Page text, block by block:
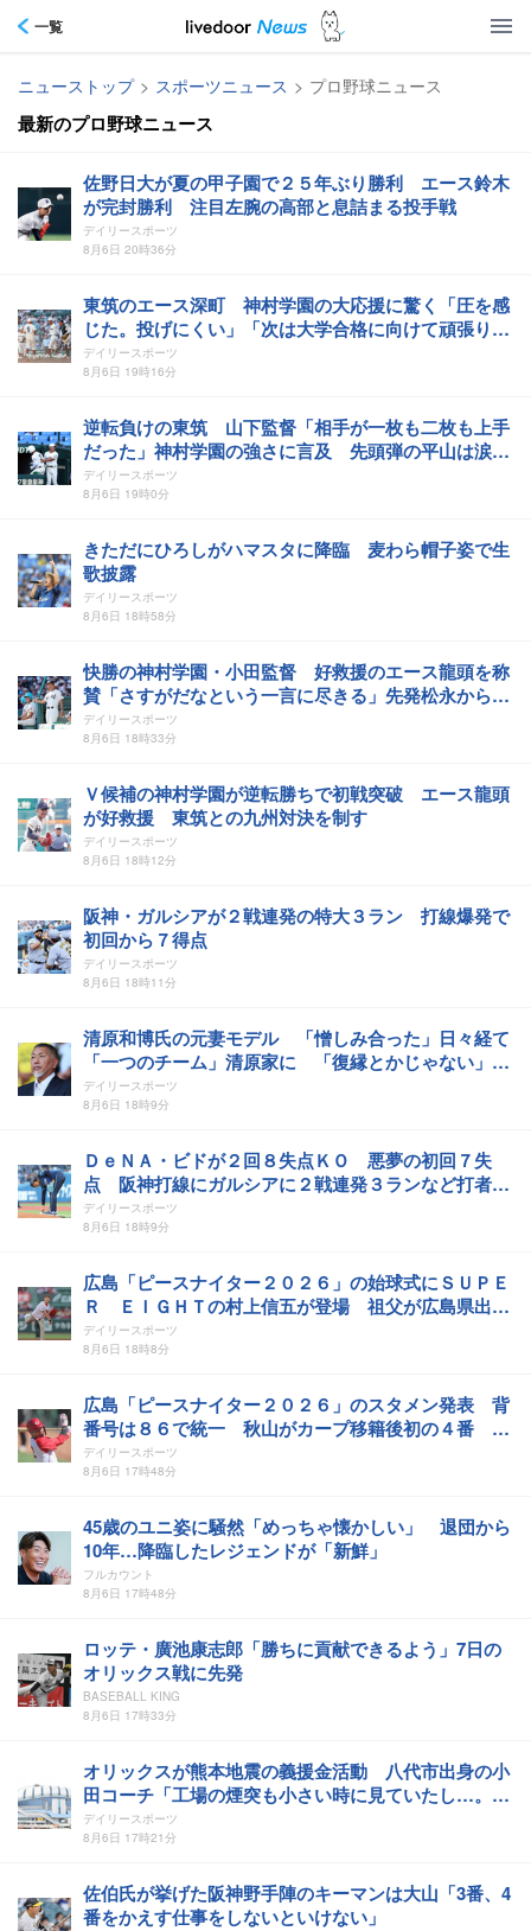
一覧
ニューストップ > スポーツニュース > プロ野球ニュース
最新のプロ野球ニュース
佐野日大が夏の甲子園で２５年ぶり勝利 エース鈴木
が完封勝利 注目左腕の高部と息詰まる投手戦
デイリースポーツ
8月6日 20時36分
東筑のエース深町 神村学園の大応援に驚く「圧を感
じた。投げにくい」「次は大学合格に向けて頑張りた
い」
デイリースポーツ
8月6日 19時16分
逆転負けの東筑 山下監督「相手が一枚も二枚も上手
だった」神村学園の強さに言及 先頭弾の平山は涙
「勝ちたかったのが一番」
デイリースポーツ
8月6日 19時0分
きただにひろしがハマスタに降臨 麦わら帽子姿で生
歌披露
デイリースポーツ
8月6日 18時58分
快勝の神村学園・小田監督 好救援のエース龍頭を称
賛「さすがだなという一言に尽きる」先発松永からの
継投策で逆転勝ち
デイリースポーツ
8月6日 18時33分
Ｖ候補の神村学園が逆転勝ちで初戦突破 エース龍頭
が好救援 東筑との九州対決を制す
デイリースポーツ
8月6日 18時12分
阪神・ガルシアが２戦連発の特大３ラン 打線爆発で
初回から７得点
デイリースポーツ
8月6日 18時11分
清原和博氏の元妻モデル 「憎しみ合った」日々経て
「一つのチーム」清原家に 「復縁とかじゃない」
「子供達が『今が一番良いよね』って」
デイリースポーツ
8月6日 18時9分
ＤｅＮＡ・ビドが２回８失点ＫＯ 悪夢の初回７失
点 阪神打線にガルシアに２戦連発３ランなど打者一
巡の猛攻許し１イニングで４３球費やす
デイリースポーツ
8月6日 18時9分
広島「ピースナイター２０２６」の始球式にＳＵＰＥ
Ｒ ＥＩＧＨＴの村上信五が登場 祖父が広島県出
身 ノーバウンド投球に大きな拍手
デイリースポーツ
8月6日 18時8分
広島「ピースナイター２０２６」のスタメン発表 背
番号は８６で統一 秋山がカープ移籍後初の４番 岡
本が７勝目狙う
デイリースポーツ
8月6日 17時48分
45歳のユニ姿に騒然「めっちゃ懐かしい」 退団から
10年…降臨したレジェンドが「新鮮」
フルカウント
8月6日 17時48分
ロッテ・廣池康志郎「勝ちに貢献できるよう」7日の
オリックス戦に先発
BASEBALL KING
8月6日 17時33分
オリックスが熊本地震の義援金活動 八代市出身の小
田コーチ「工場の煙突も小さい時に見ていたし…。心
が痛くなる」
デイリースポーツ
8月6日 17時21分
佐伯氏が挙げた阪神野手陣のキーマンは大山「3番、4
番をかえす仕事をしないといけない」